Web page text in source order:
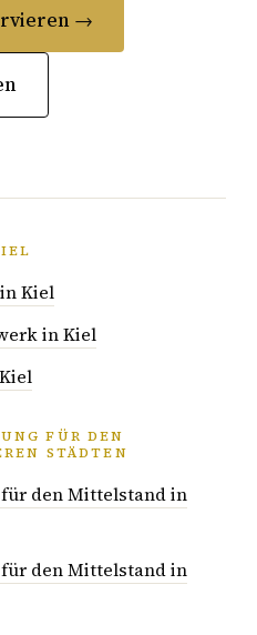
→
Kiel
in Kiel
FÜR DEN
STÄDTEN
den Mittelstand in
den Mittelstand in